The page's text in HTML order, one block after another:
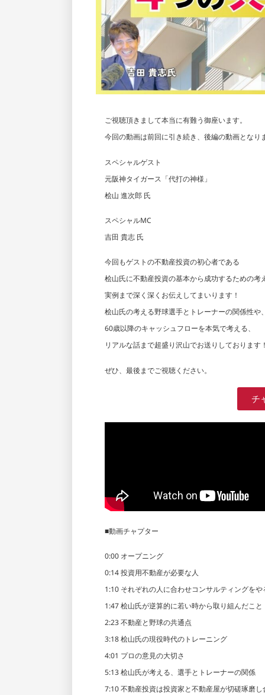
ご視聴頂きまして本当に有難う御座います。
今回の動画は前回に引き続き、後編の動画となり
スペシャルゲスト
元阪神タイガース「代打の神様」
桧山 進次郎 氏
スペシャルMC
吉田 貴志 氏
今回もゲストの不動産投資の初心者である
桧山氏に不動産投資の基本から成功するための考
実例まで深く深くお伝えしてまいります！
桧山氏の考える野球選手とトレーナーの関係性や
60歳以降のキャッシュフローを本気で考える、
リアルな話まで超盛り沢山でお送りしております
ぜひ、最後までご視聴ください。
チ
■動画チャプター
0:00 オープニング
0:14 投資用不動産が必要な人
1:10 それぞれの人に合わせコンサルティングをや
1:47 桧山氏が逆算的に若い時から取り組んだこと
2:23 不動産と野球の共通点
3:18 桧山氏の現役時代のトレーニング
4:01 プロの意見の大切さ
5:13 桧山氏が考える、選手とトレーナーの関係
7:10 不動産投資は投資家と不動産屋が切磋琢磨